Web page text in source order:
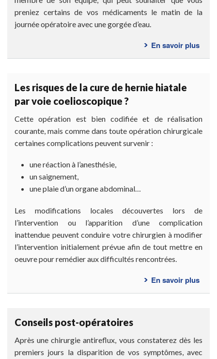
preniez certains de vos médicaments le matin de la
journée opératoire avec une gorgée d’eau.
En savoir plussur
Les risques de la cure de hernie hiatale
par voie coelioscopique ?
Cette opération est bien codifiée et de réalisation
courante, mais comme dans toute opération chirurgicale
certaines complications peuvent survenir :
une réaction à l’anesthésie,
un saignement,
une plaie d’un organe abdominal…
Les modifications locales découvertes lors de
l’intervention ou l’apparition d’une complication
inattendue peuvent conduire votre chirurgien à modifier
l’intervention initialement prévue afin de tout mettre en
oeuvre pour remédier aux difficultés rencontrées.
En savoir plussur
Les
cure
de
Conseils post-opératoires
Après une chirurgie antireflux, vous constaterez dès les
premiers jours la disparition de vos symptômes, avec